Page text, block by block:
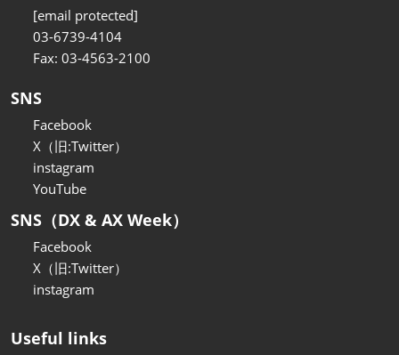
[email protected]
03-6739-4104
Fax: 03-4563-2100
SNS
Facebook
X（旧:Twitter）
instagram
YouTube
SNS（DX & AX Week）
Facebook
X（旧:Twitter）
instagram
Useful links